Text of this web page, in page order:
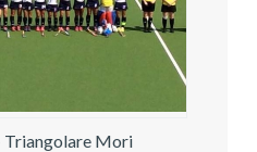
Triangolare Mori